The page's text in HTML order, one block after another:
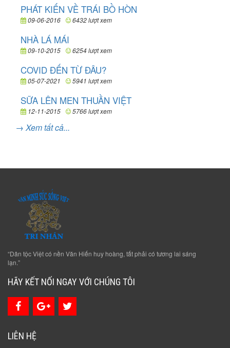
PHÁT KIẾN VỀ TRÁI BỒ HÒN
09-06-2016 6432 lượt xem
NHÀ LÁ MÁI
09-10-2015 6254 lượt xem
COVID ĐẾN TỪ ĐÂU?
05-07-2021 5941 lượt xem
SỮA LÊN MEN THUẦN VIỆT
12-11-2015 5766 lượt xem
→ Xem tất cả...
“Dân tộc Việt có nền Văn Hiến huy hoàng, tất phải có tương lai sáng
lạn.”
HÃY KẾT NỐI NGAY VỚI CHÚNG TÔI
LIÊN HỆ